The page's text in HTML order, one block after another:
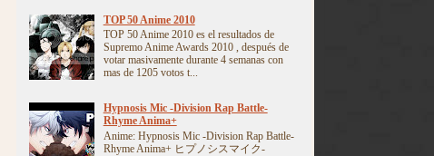
TOP 50 Anime 2010
TOP 50 Anime 2010 es el resultados de
Supremo Anime Awards 2010 , después de
votar masivamente durante 4 semanas con
mas de 1205 votos t...
Hypnosis Mic -Division Rap Battle-
Rhyme Anima+
Anime: Hypnosis Mic -Division Rap Battle-
Rhyme Anima+ ヒプノシスマイク-